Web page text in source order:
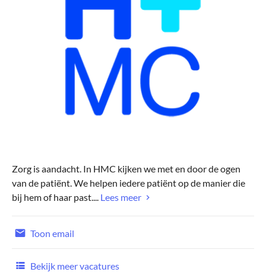
Zorg is aandacht. In HMC kijken we met en door de ogen
van de patiënt. We helpen iedere patiënt op de manier die
bij hem of haar past.... Lees meer
Toon email
Bekijk meer vacatures